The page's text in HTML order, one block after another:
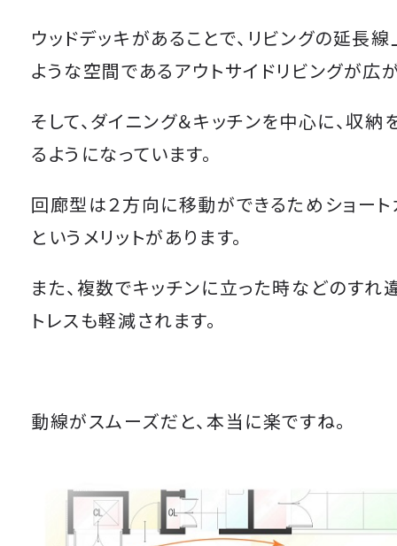
ウッドデッキがあることで、リビングの延長
ような空間であるアウトサイドリビングが広
そして、ダイニング＆キッチンを中心に、収
るようになっています。
回廊型は２方向に移動ができるため ショート
というメリットがあります。
また、複数でキッチンに立った時などのすれ
トレスも軽減されます。
動線がスムーズだと、本当に楽ですね。